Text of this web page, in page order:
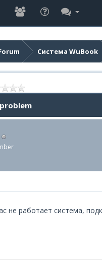
Система WuBook
не работает система,